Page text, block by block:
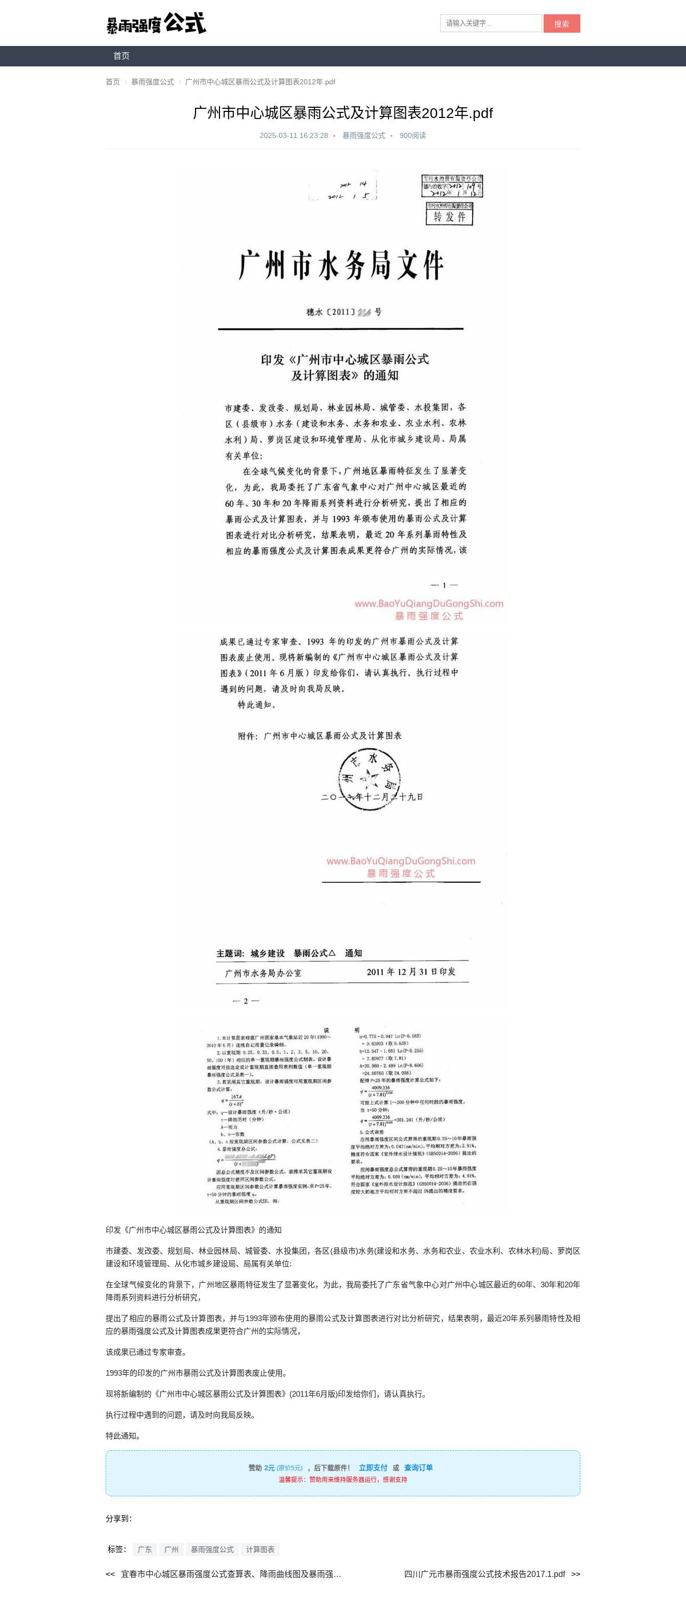
搜索
首页
首页 暴雨强度公式 广州市中心城区暴雨公式及计算图表2012年.pdf
广州市中心城区暴雨公式及计算图表2012年.pdf
2025-03-11 16:23:28 暴雨强度公式 900阅读
印发《广州市中心城区暴雨公式及计算图表》的通知
市建委、发改委、规划局、林业园林局、城管委、水投集团，各区(县级市)水务(建设和水务、水务和农业、农业水利、农林水利)局、萝岗区
建设和环境管理局、从化市城乡建设局、局属有关单位:
在全球气候变化的背景下，广州地区暴雨特征发生了显著变化，为此，我局委托了广东省气象中心对广州中心城区最近的60年、30年和20年
降雨系列资料进行分析研究，
提出了相应的暴雨公式及计算图表，并与1993年颁布使用的暴雨公式及计算图表进行对比分析研究，结果表明，最近20年系列暴雨特性及相
应的暴雨强度公式及计算图表成果更符合广州的实际情况，
该成果已通过专家审查。
1993年的印发的广州市暴雨公式及计算图表废止使用。
现将新编制的《广州市中心城区暴雨公式及计算图表》(2011年6月版)印发给你们，请认真执行。
执行过程中遇到的问题，请及时向我局反映。
特此通知。
赞助 2元 (原价5元) ，后下载原件！ 立即支付 或 查询订单
温馨提示：赞助用来维持服务器运行，感谢支持
分享到：
标签： 广东 广州 暴雨强度公式 计算图表
宜春市中心城区暴雨强度公式查算表、降雨曲线图及暴雨强度曲线图、雨型结果.doc 四川广元市暴雨强度公式技术报告2017.1.pdf